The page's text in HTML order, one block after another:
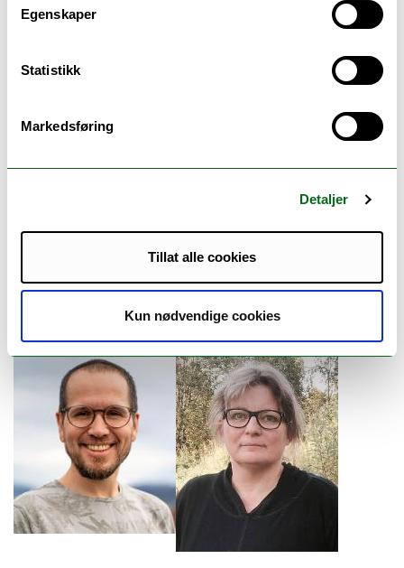
Egenskaper
Statistikk
Markedsføring
Detaljer
Tillat alle cookies
Kun nødvendige cookies
of Applied Sciences (HVL/BARNkunne), der
arbeidspakke 4.